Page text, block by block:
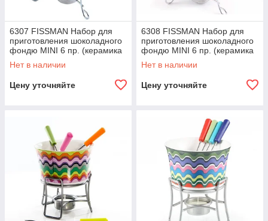
6307 FISSMAN Набор для
приготовления шоколадного
фондю MINI 6 пр. (керамика
зеленая)
Нет в наличии
Цену уточняйте
6308 FISSMAN Набор для
приготовления шоколадного
фондю MINI 6 пр. (керамика
оранжевая)
Нет в наличии
Цену уточняйте